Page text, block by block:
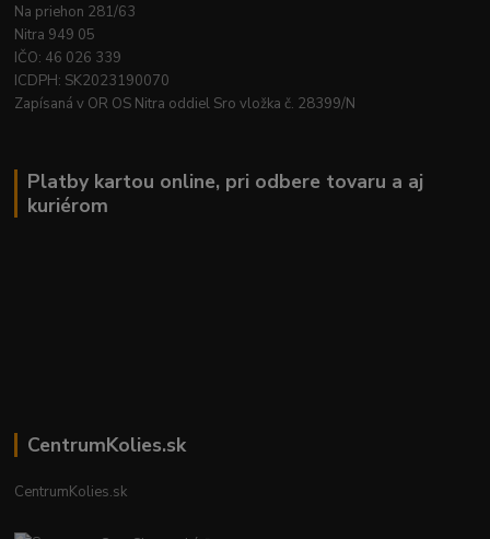
Na priehon 281/63
Nitra 949 05
IČO: 46 026 339
ICDPH: SK2023190070
Zapísaná v OR OS Nitra oddiel Sro vložka č. 28399/N
Platby kartou online, pri odbere tovaru a aj
kuriérom
CentrumKolies.sk
CentrumKolies.sk